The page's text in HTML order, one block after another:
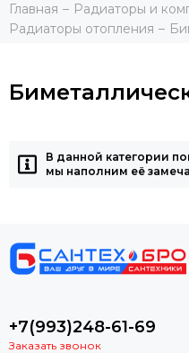
Главная
Радиаторы и
Радиаторы отопления
В данной категории
мы наполним её
+7(993)248-61-69
Заказать звонок